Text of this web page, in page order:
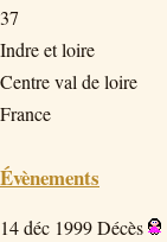
37
Indre et loire
Centre val de loire
France
Évènements
14 déc 1999Décès